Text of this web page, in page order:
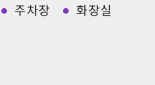
주차장 화장실